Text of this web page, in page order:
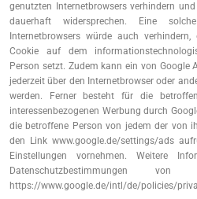
genutzten Internetbrowsers verhindern
dauerhaft widersprechen. Eine
Internetbrowsers würde auch
Cookie auf dem
Person setzt. Zudem kann ein von Google
jederzeit über den Internetbrowser oder
werden. Ferner besteht für die
interessenbezogenen Werbung durch
die betroffene Person von jedem der von
den Link www.google.de/settings/ads
Einstellungen vornehmen. Weitere
Datenschutzbestimmungen
https://www.google.de/intl/de/policies/